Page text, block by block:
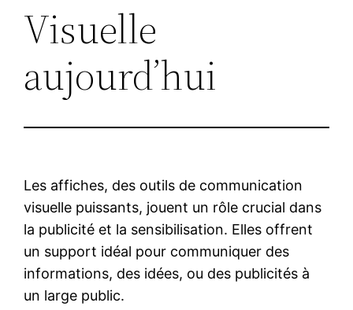
Visuelle
aujourd’hui
Les affiches, des outils de communication
visuelle puissants, jouent un rôle crucial dans
la publicité et la sensibilisation. Elles offrent
un support idéal pour communiquer des
informations, des idées, ou des publicités à
un large public.